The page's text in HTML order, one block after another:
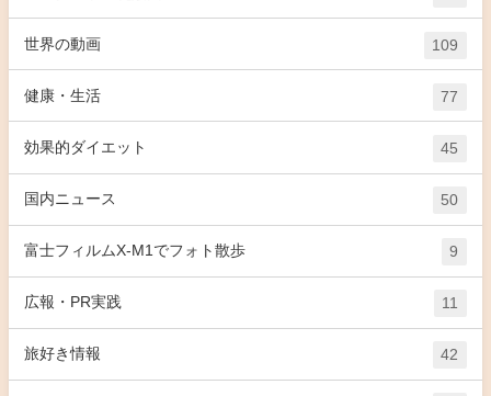
世界の動画 109
健康・生活 77
効果的ダイエット 45
国内ニュース 50
富士フィルムX-M1でフォト散歩 9
広報・PR実践 11
旅好き情報 42